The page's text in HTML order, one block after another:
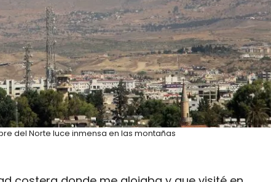
del Norte luce inmensa en las montañas